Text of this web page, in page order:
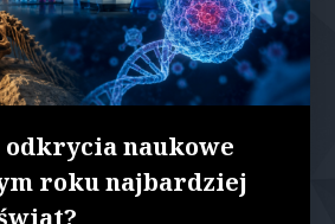
naukowe
roku najbardziej